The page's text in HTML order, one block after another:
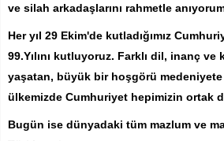
ve silah arkadaşlarını rahmetle
Her yıl 29 Ekim'de kutladığımız
99.Yılını kutluyoruz. Farklı dil, inanç
yaşatan, büyük bir hoşgörü
ülkemizde Cumhuriyet hepimizin ortak
Bugün ise dünyadaki tüm mazlum ve